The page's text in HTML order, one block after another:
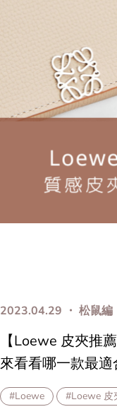
2023.04.29 ・ 松鼠編
【Loewe 皮夾推
來看看哪一款最適
#Loewe #Loewe 皮